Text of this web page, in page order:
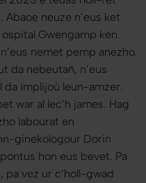
neuze n’eus ket
Gwengamp ken.
nemet pemp anezho.
da nebeutañ, n’eus
implijoù leun-amzer.
war al lec’h james. Hag
labourat en
ginekologour Dorin
hon eus bevet. Pa
pa vez ur c’holl-gwad